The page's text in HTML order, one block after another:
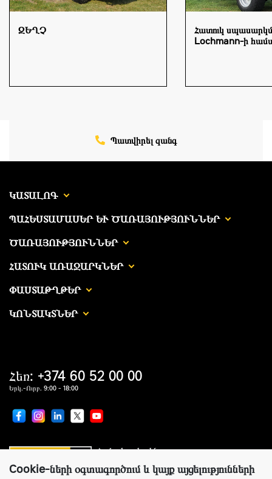
ԶԵՂՉ
Հատուկ
Lochmann-ի
Պատվիրել զանգ
ԿԱՏԱԼՈԳ
ՊԱՀԵՍՏԱՄԱՍԵՐ ԵՒ ԾԱՌԱՅՈՒԹՅՈՒՆՆԵՐ
ԾԱՌԱՅՈՒԹՅՈՒՆՆԵՐ
ՀԱՏՈՒԿ ԱՌԱՋԱՐԿՆԵՐ
ՓԱՍՏԱԹՂԹԵՐ
ԿՈՆՏԱԿՏՆԵՐ
Համաշխարհային առաջատար
ներկայացուցիչ
Հեռ: +374 60 52 00 00
Երկ.-Ուրբ. 9:00 - 18:00
Cookie-ների օգտագործում և կայք այցելությունների